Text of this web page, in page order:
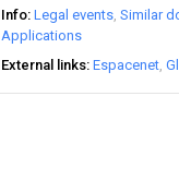
Info Legal events Similar
Applications
External links Espacenet